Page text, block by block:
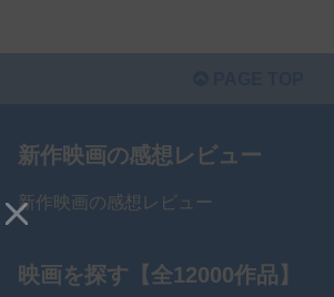
新作映画の感想レビュー
新作映画の感想レビュー
映画を探す【全12000作品】